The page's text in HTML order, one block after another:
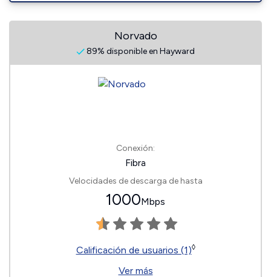
Norvado
89% disponible en Hayward
Conexión:
Fibra
Velocidades de descarga de hasta
1000Mbps
Calificación de usuarios (1)◊
Ver más